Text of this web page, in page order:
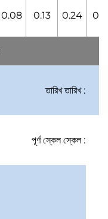
0.08 0.13 0.24
তারিখতারিখ :
পূর্ণ স্কেলস্কেল :